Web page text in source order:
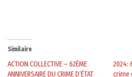
Similaire
ACTION COLLECTIVE – 62ÈME
ANNIVERSAIRE DU CRIME D’ÉTAT
2024:
crime